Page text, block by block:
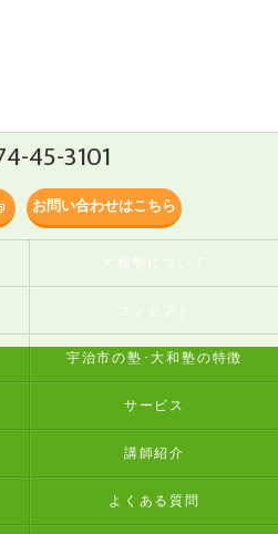
45-3101
お問い合わせはこちら
大和塾について
コンセプト
宇治市の塾･大和塾の特徴
サービス
講師紹介
よくある質問